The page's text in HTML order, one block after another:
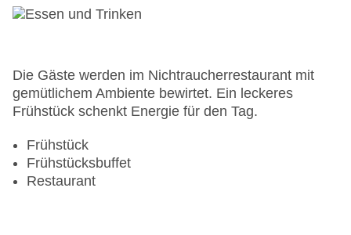
EC Maestro, Mastercard, Visa
Die Gäste werden im Nichtraucherrestaurant mit
gemütlichem Ambiente bewirtet. Ein leckeres
Frühstück schenkt Energie für den Tag.
Frühstück
Frühstücksbuffet
Restaurant